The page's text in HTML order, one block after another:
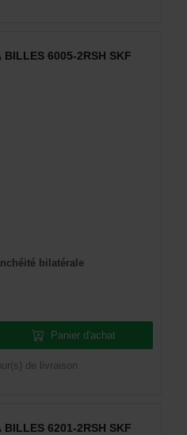
BILLES 6005-2RSH SKF
bilatérale
Panier d'achat
de livraison
BILLES 6201-2RSH SKF